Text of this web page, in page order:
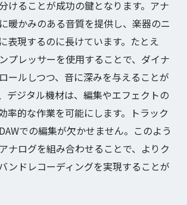
けることが成功の鍵となります。アナ
暖かみのある音質を提供し、楽器のニ
表現するのに長けています。たとえ
プレッサーを使用することで、ダイナ
ールしつつ、音に深みを与えることが
デジタル機材は、編集やエフェクトの
率的な作業を可能にします。トラック
での編集が欠かせません。このよう
ナログを組み合わせることで、よりク
ンドレコーディングを実現することが